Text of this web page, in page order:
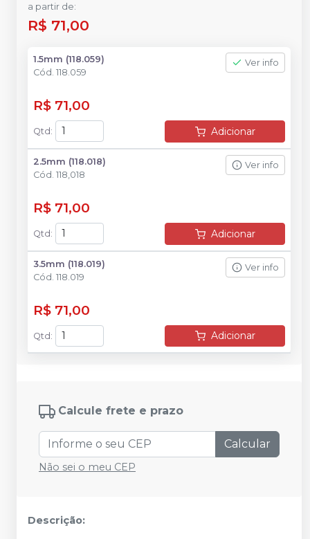
a partir de:
R$ 71,00
1.5mm (118.059)
Cód. 118.059
Ver info
R$ 71,00
Qtd : Adicionar
2.5mm (118.018)
Cód. 118,018
Ver info
R$ 71,00
Qtd : Adicionar
3.5mm (118.019)
Cód. 118.019
Ver info
R$ 71,00
Qtd: Adicionar
Calcule frete e prazo
Calcular
Não sei o meu CEP
Descrição: